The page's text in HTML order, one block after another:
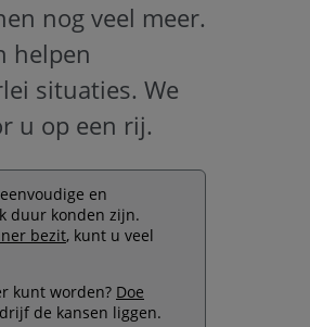
nog veel meer.
helpen
situaties. We
u op een rij.
en
duur konden zijn.
bezit, kunt u veel
kunt worden? Doe
de kansen liggen.